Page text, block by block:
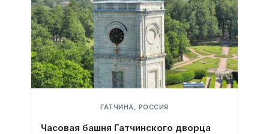
ГАТЧИНА, РОССИЯ
Часовая башня Гатчинского дворца